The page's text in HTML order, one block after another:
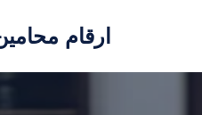
ارقام